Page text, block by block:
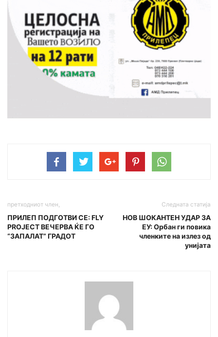
претходниот член,
ПРИЛЕП ПОДГОТВИ СЕ: FLY
PROJECT ВЕЧЕРВА ЌЕ ГО
“ЗАПАЛАТ” ГРАДОТ
Следната статија
НОВ ШОКАНТЕН УДАР ЗА
ЕУ: Орбан ги повика
членките на излез од
унијата